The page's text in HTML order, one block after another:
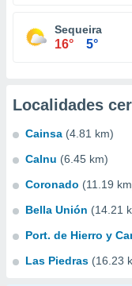
Sequeira
16° 5°
Localidades
Cainsa (4.81 km)
Calnu (6.45 km)
Coronado (11.19
Bella Unión (14.21
Port. de Hierro y
Las Piedras (16.23